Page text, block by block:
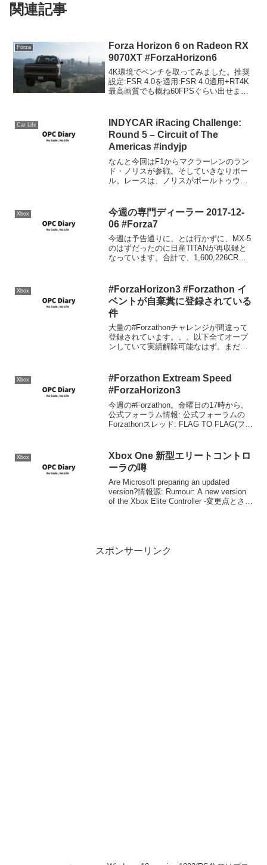
関連記事
Forza
Forza Horizon 6 on Radeon RX
9070XT #ForzaHorizon6
4K環境でベンチを取ってみました。推奨
設定:FSR 4.0を適用:FSR 4.0適用+RT4K
最高画質でも概ね60FPSぐらい出せま
Car Life
INDYCAR iRacing Challenge:
Round 5 – Circuit of The
Americas #indyjp
なんと今回はF1からマクラーレンのラン
ド・ノリスが参戦。そしていきなりポー
ル。レースは、ノリスがポールトゥウイ
位、佐藤拓磨選手は30位でした。公式リ
ザルト(PDF...
Xbox
今週の専門ディーラー 2017-12-
06 #Forza7
今週は予告通りに、とは行かずに、MX-5
のはずだったのに日産TITANが再収録と
なっています。合計で、1,600,226CRう
Martin One-77 1...
Xbox
#ForzaHorizon3 #Forzathon イ
ベントが自棄糞に登録されている
件
大量の#Forzathonチャレンジが間違って
登録されています。。。以下全てオープ
ンしていて実績解除可能なはず。まだ未
てください。後多分ミスなので、何時取
り消しされるか...
Xbox
#Forzathon Extream Speed
#ForzaHorizon3
今週の#Forzathon。金曜日の17時から。
公式フォーラム情報: 公式フォーラムの
Forzathonスレッド: FLAG TO FLAG(フラ
Xbox
Xbox One 新型エリートコントロ
ーラの噂
Are Microsoft preparing an updated
version?情報源: Rumour: A new version
of the Xbox Elite Controller -変更点とされ
スポンサーリンク